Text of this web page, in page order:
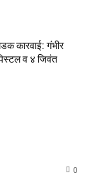
कारवाई: गंभीर
व ४ जिवंत
0